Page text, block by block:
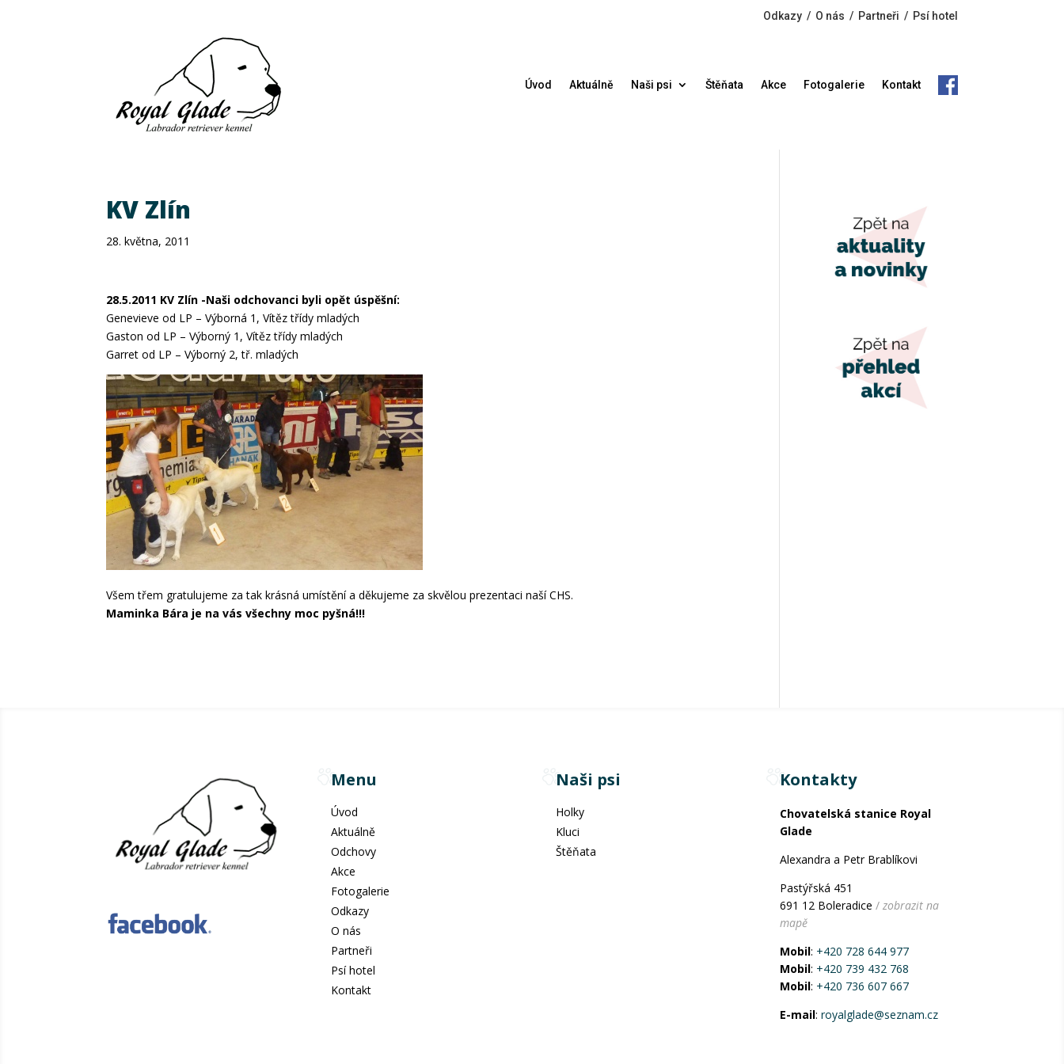
Odkazy/ O nás / Partneři / Psí hotel
Úvod Aktuálně Naši psi Štěňata Akce Fotogalerie Kontakt
KV Zlín
28. května, 2011
28.5.2011 KV Zlín -Naši odchovanci byli opět úspěšní:
Genevieve od LP – Výborná 1, Vítěz třídy mladých
Gaston od LP – Výborný 1, Vítěz třídy mladých
Garret od LP – Výborný 2, tř. mladých
Všem třem gratulujeme za tak krásná umístění a děkujeme za skvělou prezentaci naší CHS.
Maminka Bára je na vás všechny moc pyšná!!!
Menu
Úvod
Aktuálně
Odchovy
Akce
Fotogalerie
Odkazy
O nás
Partneři
Psí hotel
Kontakt
Naši psi
Holky
Kluci
Štěňata
Kontakty
Chovatelská stanice Royal
Glade
Alexandra a Petr Brablíkovi
Pastýřská 451
691 12 Boleradice/zobrazit na
mapě
Mobil: +420 728 644 977
Mobil: +420 739 432 768
Mobil: +420 736 607 667
E-mail:royalglade@seznam.cz